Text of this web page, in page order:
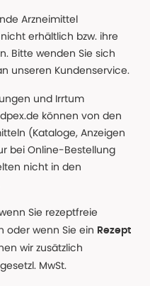
Arzneimittel
erhältlich bzw. ihre
Bitte wenden Sie sich
unseren Kundenservice.
und Irrtum
können von den
(Kataloge, Anzeigen
bei Online-Bestellung
nicht in den
Sie rezeptfreie
oder wenn Sie ein Rezept
wir zusätzlich
MwSt.